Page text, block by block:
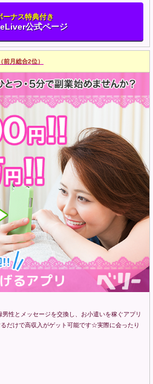
ーナス特典付き
公式ページ
（前月総合2位）
性とメッセージを交換し、お小遣いを稼ぐアプリ
だけで高収入がゲット可能です☆実際に会ったり